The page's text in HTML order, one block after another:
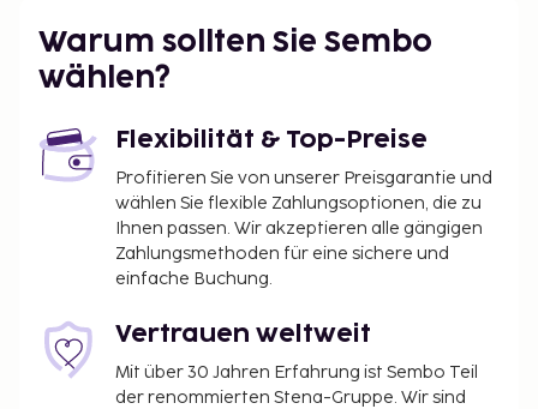
Warum sollten Sie Sembo
wählen?
Flexibilität & Top-Preise
Profitieren Sie von unserer Preisgarantie und
wählen Sie flexible Zahlungsoptionen, die zu
Ihnen passen. Wir akzeptieren alle gängigen
Zahlungsmethoden für eine sichere und
einfache Buchung.
Vertrauen weltweit
Mit über 30 Jahren Erfahrung ist Sembo Teil
der renommierten Stena-Gruppe. Wir sind